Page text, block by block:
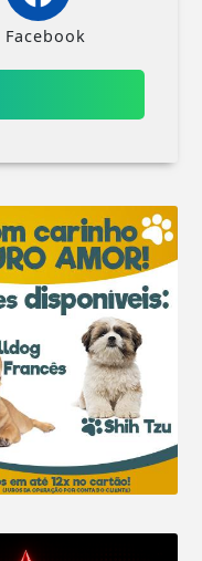
Facebook